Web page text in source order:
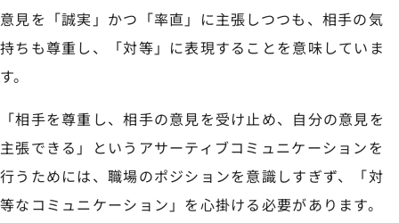
意見を「誠実」かつ「率直」に主張しつつも、相手の気
持ちも尊重し、「対等」に表現することを意味していま
す。
「相手を尊重し、相手の意見を受け止め、自分の意見を
主張できる」というアサーティブコミュニケーションを
行うためには、職場のポジションを意識しすぎず、「対
等なコミュニケーション」を心掛ける必要があります。